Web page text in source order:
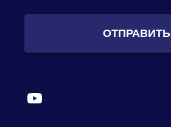
ОТПРАВИТЬ